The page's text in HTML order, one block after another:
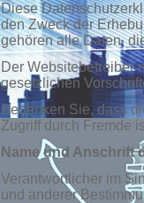
Diese
den Zweck der
gehören alle Daten,
Der Websitebetreiber
gesetzlichen
Bedenken Sie, dass
Zugriff durch Fremde
Name und Anschrift
Verantwortlicher im
und anderer